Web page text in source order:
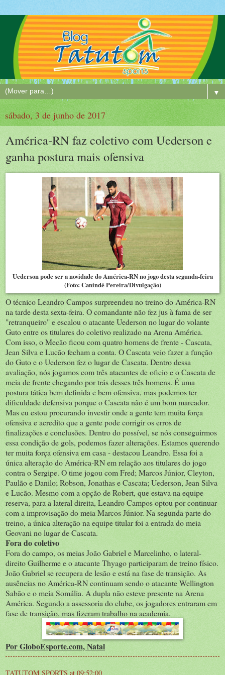
▼
sábado, 3 de junho de 2017
América-RN faz coletivo com Uederson e
ganha postura mais ofensiva
Uederson pode ser a novidade do América-RN no jogo desta segunda-feira
(Foto: Canindé Pereira/Divulgação)
O técnico Leandro Campos surpreendeu no treino do América-RN
na tarde desta sexta-feira. O comandante não fez jus à fama de ser
"retranqueiro" e escalou o atacante Uederson no lugar do volante
Guto entre os titulares do coletivo realizado na Arena América.
Com isso, o Mecão ficou com quatro homens de frente - Cascata,
Jean Silva e Lucão fecham a conta. O Cascata veio fazer a função
do Guto e o Uederson fez o lugar de Cascata. Dentro dessa
avaliação, nós jogamos com três atacantes de oficio e o Cascata de
meia de frente chegando por trás desses três homens. É uma
postura tática bem definida e bem ofensiva, mas podemos ter
dificuldade defensiva porque o Cascata não é um bom marcador.
Mas eu estou procurando investir onde a gente tem muita força
ofensiva e acredito que a gente pode corrigir os erros de
finalizações e conclusões. Dentro do possível, se nós conseguirmos
essa condição de gols, podemos fazer alterações. Estamos querendo
ter muita força ofensiva em casa - destacou Leandro. Essa foi a
única alteração do América-RN em relação aos titulares do jogo
contra o Sergipe. O time jogou com Fred; Marcos Júnior, Cleyton,
Paulão e Danilo; Robson, Jonathas e Cascata; Uederson, Jean Silva
e Lucão. Mesmo com a opção de Robert, que estava na equipe
reserva, para a lateral direita, Leandro Campos optou por continuar
com a improvisação do meia Marcos Júnior. Na segunda parte do
treino, a única alteração na equipe titular foi a entrada do meia
Geovani no lugar de Cascata.
Fora do coletivo
Fora do campo, os meias João Gabriel e Marcelinho, o lateral-
direito Guilherme e o atacante Thyago participaram de treino físico.
João Gabriel se recupera de lesão e está na fase de transição. As
ausências no América-RN continuam sendo o atacante Wellington
Sabão e o meia Somália. A dupla não esteve presente na Arena
América. Segundo a assessoria do clube, os jogadores entraram em
fase de transição, mas fizeram trabalho na academia.
Por GloboEsporte.com, Natal
TATUTOM SPORTS at 09:52:00